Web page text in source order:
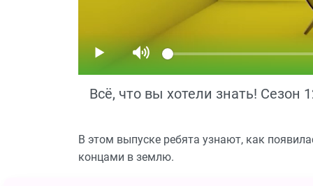
Всё, что вы хотели знать! Сезон
В этом выпуске ребята узнают, как
концами в землю.